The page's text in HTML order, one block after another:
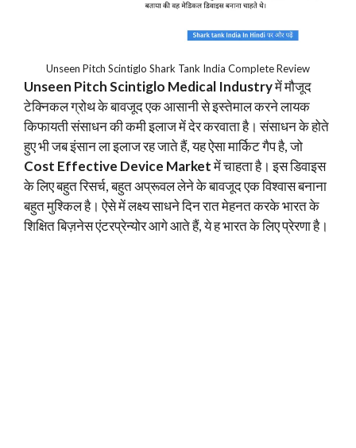
Unseen Pitch Scintiglo Shark Tank India Complete Review
Unseen Pitch Scintiglo Medical Industryमें मौजूद
टेक्निकल ग्रोथ के बावजूद एक आसानी से इस्तेमाल करने लायक
किफायती संसाधन की कमी इलाज में देर करवाता है। संसाधन के होते
हुए भी जब इंसान ला इलाज रह जाते हैं, यह ऐसा मार्किट गैप है, जो
Cost Effective Device Marketमें चाहता है। इस डिवाइस
के लिए बहुत रिसर्च, बहुत अप्रूवल लेने के बावजूद एक विश्वास बनाना
बहुत मुश्किल है। ऐसे में लक्ष्य साधने दिन रात मेहनत करके भारत के
शिक्षित बिज़नेस एंटरप्रेन्योर आगे आते हैं, ये ह भारत के लिए प्रेरणा है।